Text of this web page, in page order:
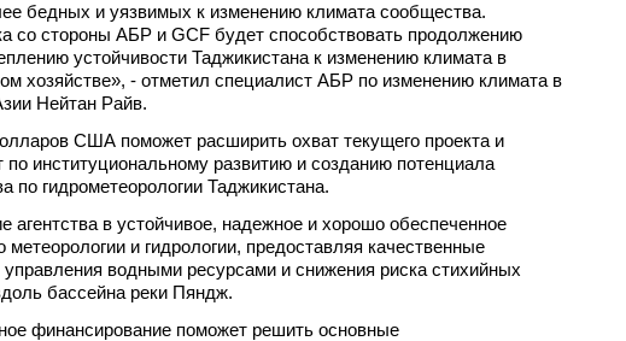
бедных и уязвимых к изменению климата сообщества.
со стороны АБР и GCF будет способствовать продолжению
устойчивости Таджикистана к изменению климата в
хозяйстве», - отметил специалист АБР по изменению климата в
Нейтан Райв.
США поможет расширить охват текущего проекта и
по институциональному развитию и созданию потенциала
по гидрометеорологии Таджикистана.
агентства в устойчивое, надежное и хорошо обеспеченное
метеорологии и гидрологии, предоставляя качественные
управления водными ресурсами и снижения риска стихийных
бассейна реки Пяндж.
финансирование поможет решить основные